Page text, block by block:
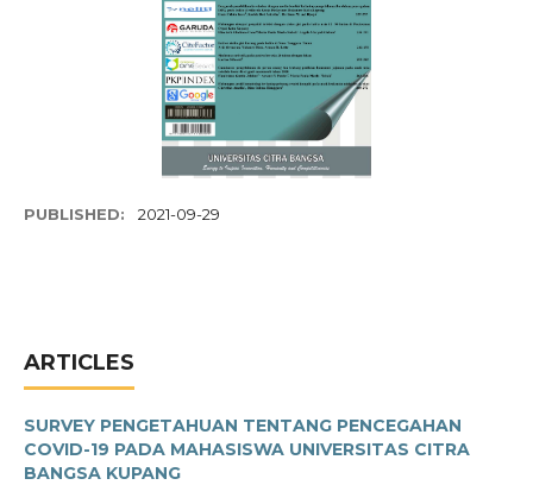
PUBLISHED: 2021-09-29
ARTICLES
SURVEY PENGETAHUAN TENTANG PENCEGAHAN
COVID-19 PADA MAHASISWA UNIVERSITAS CITRA
BANGSA KUPANG